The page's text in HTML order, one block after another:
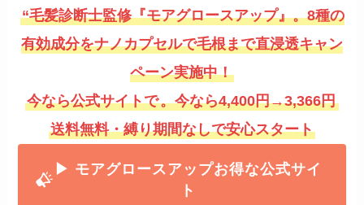
“毛髪診断士監修『モアグロースアップ』。8種の
有効成分をナノカプセルで毛根まで直浸透キャン
ペーン実施中！
今なら公式サイトで。今なら4,400円→3,366円
送料無料・縛り期間なしで安心スタート
▶ モアグロースアッ プお得な公式サイ
ト